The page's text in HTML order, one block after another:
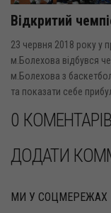
Відкритий
23 червня 2018 року у
м.Болехова відбувся
м.Болехова з
та показати себе
0 КОМЕНТАРІВ
ДОДАТИ
МИ У СОЦМЕРЕЖАХ